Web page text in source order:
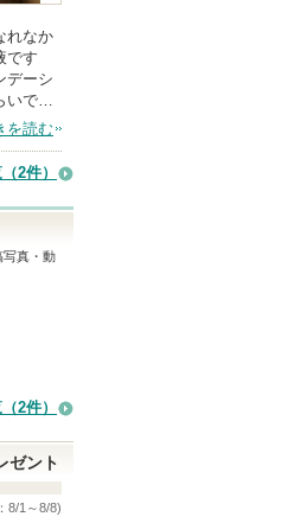
れなか
です
デーシ
いで…
を読む
（2件）
写真・動
2件）
ゼント
8/1～8/8)